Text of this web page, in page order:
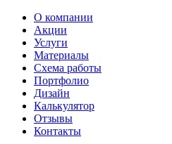
О компании
Акции
Услуги
Материалы
Схема работы
Портфолио
Дизайн
Калькулятор
Отзывы
Контакты